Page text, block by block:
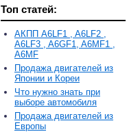
Топ статей:
АКПП A6LF1 , A6LF2 ,
A6LF3 , A6GF1, A6MF1 ,
A6MF
Продажа двигателей из
Японии и Кореи
Что нужно знать при
выборе автомобиля
Продажа двигателей из
Европы